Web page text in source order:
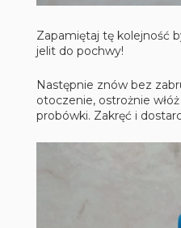
Zapamiętaj tę kolejność
jelit do pochwy!
Następnie znów bez
otoczenie, ostrożnie
probówki. Zakręć i